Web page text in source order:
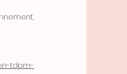
tdpm-